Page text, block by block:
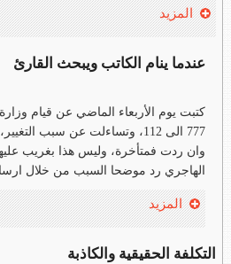
المزيد
عندما ينام الكاتب ويبحث القارئ
كتبت يوم الأربعاء الماضي عن قيام
777 الى 112، وتساءلت عن سبب
وان ردت فمتأخرة، وليس هذا بغريب
الهاجري رد موضحا السبب من خلال
المزيد
التكلفة الحقيقية والكاذبة